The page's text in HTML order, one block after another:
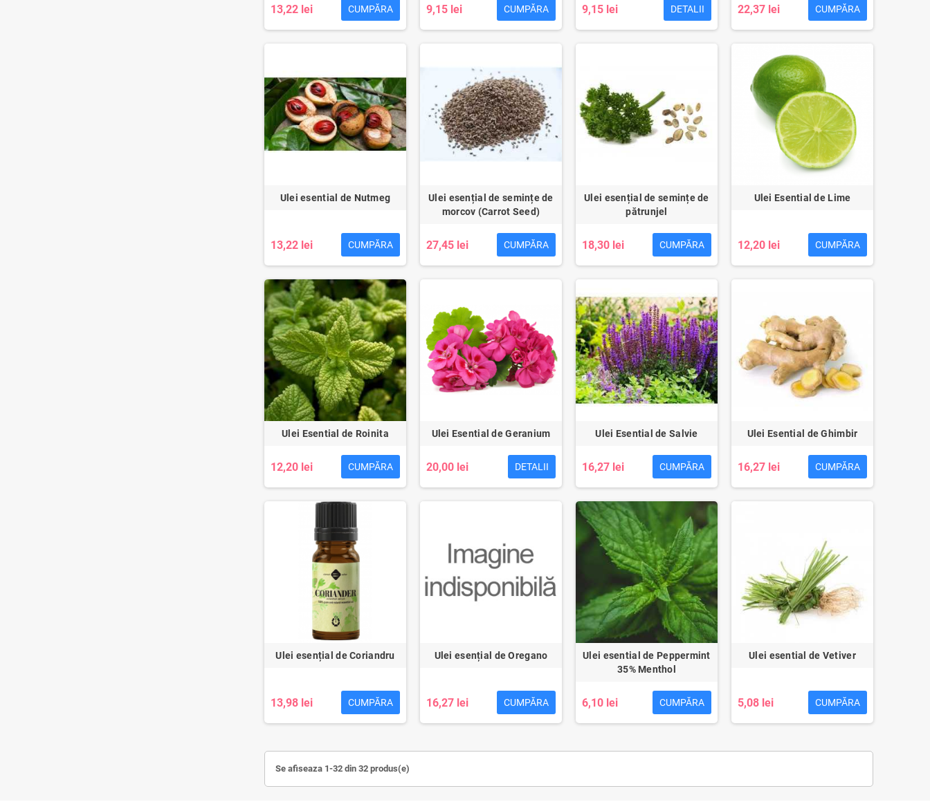
13,22 lei CUMPĂRA 9,15 lei CUMPĂRA 9,15 lei DETALII 22,37 lei CUMPĂRA
Ulei esential de Nutmeg
13,22 lei CUMPĂRA
Ulei esențial de semințe de
morcov (Carrot Seed)
27,45 lei CUMPĂRA
Ulei esențial de semințe de
pătrunjel
18,30 lei CUMPĂRA
Ulei Esential de Lime
12,20 lei CUMPĂRA
Ulei Esential de Roinita
12,20 lei CUMPĂRA
Ulei Esential de Geranium
20,00 lei DETALII
Ulei Esential de Salvie
16,27 lei CUMPĂRA
Ulei Esential de Ghimbir
16,27 lei CUMPĂRA
Ulei esențial de Coriandru
13,98 lei CUMPĂRA
Ulei esențial de Oregano
16,27 lei CUMPĂRA
Ulei esential de Peppermint
35% Menthol
6,10 lei CUMPĂRA
Ulei esential de Vetiver
5,08 lei CUMPĂRA
Se afiseaza 1-32 din 32 produs(e)